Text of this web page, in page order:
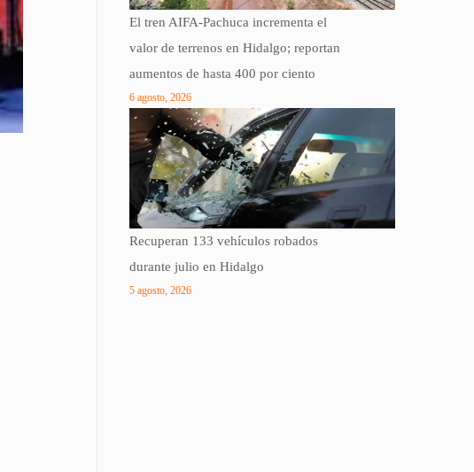
El tren AIFA-Pachuca incrementa el
valor de terrenos en Hidalgo; reportan
aumentos de hasta 400 por ciento
6 agosto, 2026
Recuperan 133 vehículos robados
durante julio en Hidalgo
5 agosto, 2026